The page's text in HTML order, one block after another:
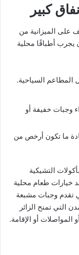
كبير
على الميزانية من
يجرب أطباقًا محلية
المطاعم السياحية.
وجبات خفيفة أو
ما تكون أرخص من
التشيكية
خيارات طعام محلية
تقدم وجبات مشبعة
التي تمنح الزائر
أو الإقامة.